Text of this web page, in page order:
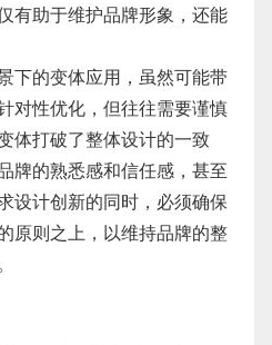
有助于维护品牌形象，还能
下的变体应用，虽然可能带
对性优化，但往往需要谨慎
体打破了整体设计的一致
牌的熟悉感和信任感，甚至
设计创新的同时，必须确保
原则之上，以维持品牌的整